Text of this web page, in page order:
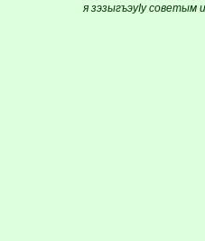
я зэзыгъэуIу советым